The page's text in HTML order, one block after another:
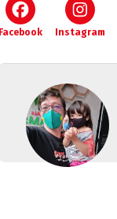
Facebook Instagram